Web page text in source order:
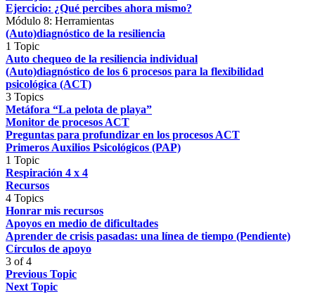
Ejercicio: ¿Qué percibes ahora mismo?
Módulo 8: Herramientas
(Auto)diagnóstico de la resiliencia
1 Topic
Auto chequeo de la resiliencia individual
(Auto)diagnóstico de los 6 procesos para la flexibilidad
psicológica (ACT)
3 Topics
Metáfora “La pelota de playa”
Monitor de procesos ACT
Preguntas para profundizar en los procesos ACT
Primeros Auxilios Psicológicos (PAP)
1 Topic
Respiración 4 x 4
Recursos
4 Topics
Honrar mis recursos
Apoyos en medio de dificultades
Aprender de crisis pasadas: una línea de tiempo (Pendiente)
Círculos de apoyo
3 of 4
Previous Topic
Next Topic